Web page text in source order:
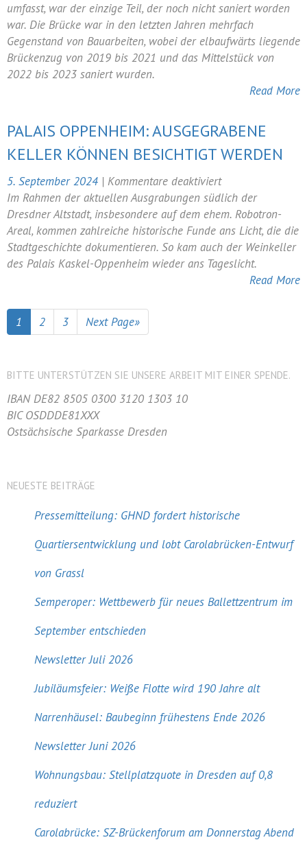
umfasst, war der einzige Teil, der noch nicht saniert worden
war. Die Brücke war in den letzten Jahren mehrfach
Gegenstand von Bauarbeiten, wobei der elbaufwärts liegende
Brückenzug von 2019 bis 2021 und das Mittelstück von
2022 bis 2023 saniert wurden.
Read More
PALAIS OPPENHEIM: AUSGEGRABENE
KELLER KÖNNEN BESICHTIGT WERDEN
5. September 2024 | Kommentare deaktiviertfür
Palais
Oppenheim:
Ausgegrabene
Keller
können
besichtigt
Im Rahmen der aktuellen Ausgrabungen südlich der
Dresdner Altstadt, insbesondere auf dem ehem. Robotron-
Areal, kommen zahlreiche historische Funde ans Licht, die die
Stadtgeschichte dokumentieren. So kam auch der Weinkeller
des Palais Kaskel-Oppenheim wieder ans Tageslicht.
Read More
1 2 3 Next Page»
BITTE UNTERSTÜTZEN SIE UNSERE ARBEIT MIT EINER SPENDE.
IBAN DE82 8505 0300 3120 1303 10
BIC OSDDDE81XXX
Ostsächsische Sparkasse Dresden
NEUESTE BEITRÄGE
Pressemitteilung: GHND fordert historische
Quartiersentwicklung und lobt Carolabrücken-Entwurf
von Grassl
Semperoper: Wettbewerb für neues Ballettzentrum im
September entschieden
Newsletter Juli 2026
Jubiläumsfeier: Weiße Flotte wird 190 Jahre alt
Narrenhäusel: Baubeginn frühestens Ende 2026
Newsletter Juni 2026
Wohnungsbau: Stellplatzquote in Dresden auf 0,8
reduziert
Carolabrücke: SZ-Brückenforum am Donnerstag Abend